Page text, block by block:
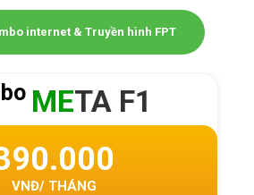
internet & Truyền hình FPT
META F1
VNĐ/ THÁNG